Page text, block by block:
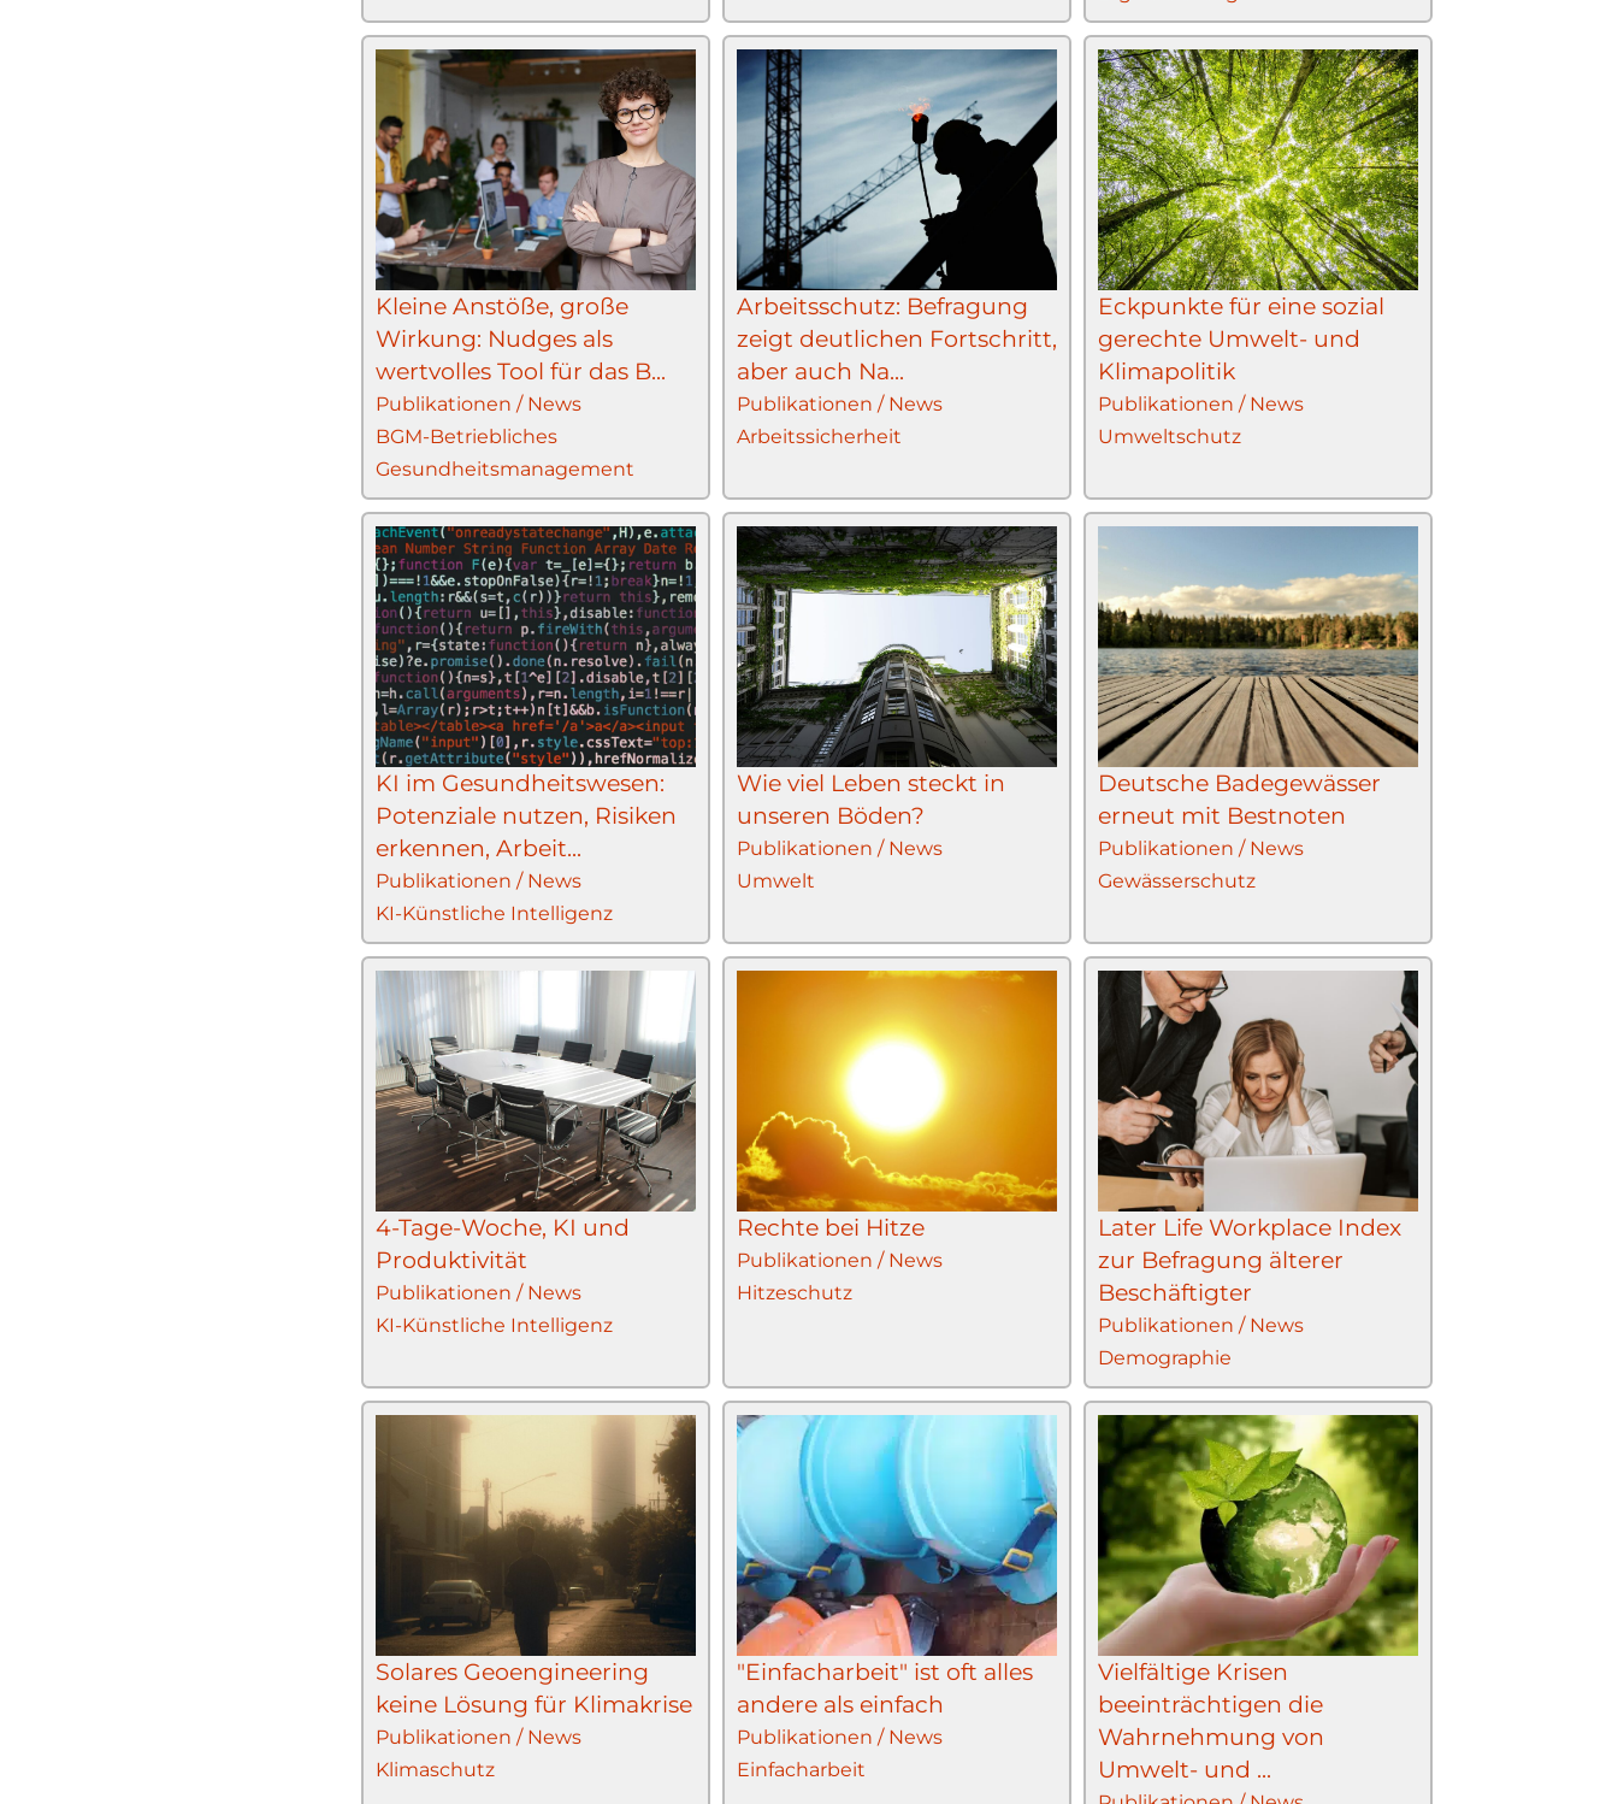
Kleine Anstöße, große
Wirkung: Nudges als
wertvolles Tool für das B...
Publikationen / News
BGM-Betriebliches
Gesundheitsmanagement
Arbeitsschutz: Befragung
zeigt deutlichen Fortschritt,
aber auch Na...
Publikationen / News
Arbeitssicherheit
Eckpunkte für eine sozial
gerechte Umwelt- und
Klimapolitik
Publikationen / News
Umweltschutz
KI im Gesundheitswesen:
Potenziale nutzen, Risiken
erkennen, Arbeit...
Publikationen / News
KI-Künstliche Intelligenz
Wie viel Leben steckt in
unseren Böden?
Publikationen / News
Umwelt
Deutsche Badegewässer
erneut mit Bestnoten
Publikationen / News
Gewässerschutz
4-Tage-Woche, KI und
Produktivität
Publikationen / News
KI-Künstliche Intelligenz
Rechte bei Hitze
Publikationen / News
Hitzeschutz
Later Life Workplace Index
zur Befragung älterer
Beschäftigter
Publikationen / News
Demographie
Solares Geoengineering
keine Lösung für Klimakrise
Publikationen / News
Klimaschutz
"Einfacharbeit" ist oft alles
andere als einfach
Publikationen / News
Einfacharbeit
Vielfältige Krisen
beeinträchtigen die
Wahrnehmung von
Umwelt- und ...